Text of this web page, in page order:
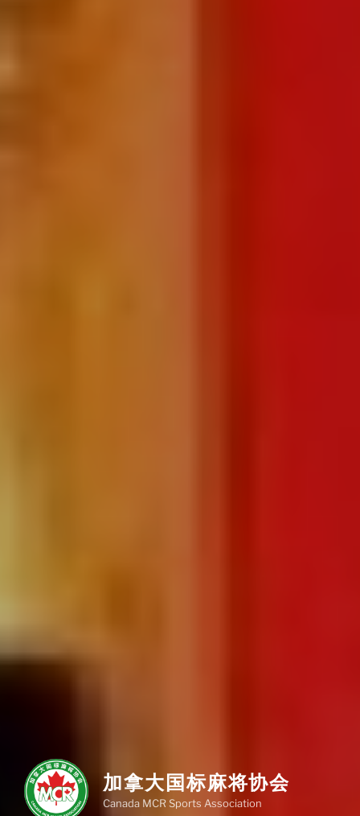
加拿大国标麻将协会
Canada MCR Sports Association